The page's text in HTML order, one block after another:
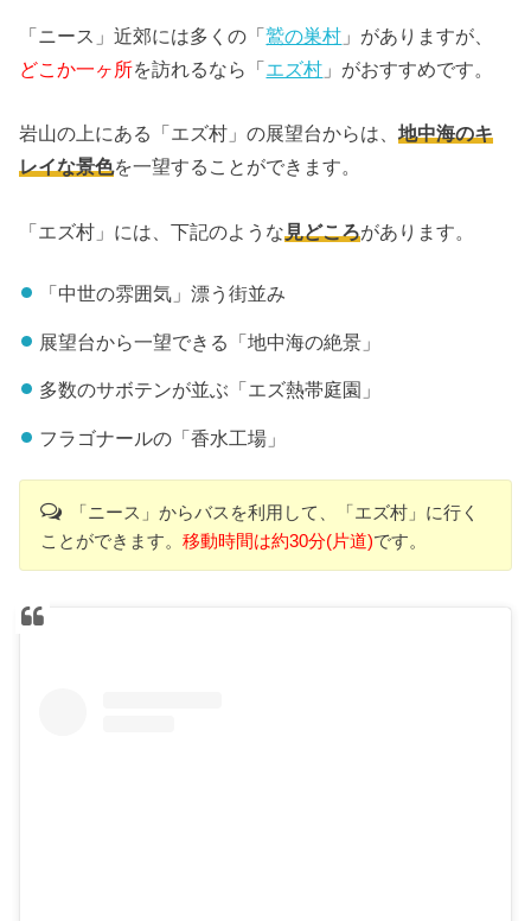
「ニース」近郊には多くの「鷲の巣村 」がありますが、
どこか一ヶ所を訪れるなら「エズ村 」がおすすめです。
岩山の上にある「エズ村」の展望台からは、地中海のキ
レイな景色を一望することができます。
「エズ村」には、下記のような見どころがあります。
「中世の雰囲気」漂う街並み
展望台から一望できる「地中海の絶景」
多数のサボテンが並ぶ「エズ熱帯庭園」
フラゴナールの「香水工場」
「ニース」からバスを利用して、「エズ村」に行く
ことができます。移動時間は約30分(片道)です。